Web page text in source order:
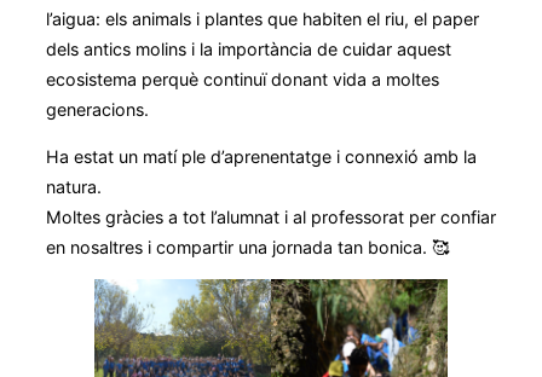
l’aigua: els animals i plantes que habiten el riu, el paper
dels antics molins i la importància de cuidar aquest
ecosistema perquè continuï donant vida a moltes
generacions.
Ha estat un matí ple d’aprenentatge i connexió amb la
natura.
Moltes gràcies a tot l’alumnat i al professorat per confiar
en nosaltres i compartir una jornada tan bonica. 🥰